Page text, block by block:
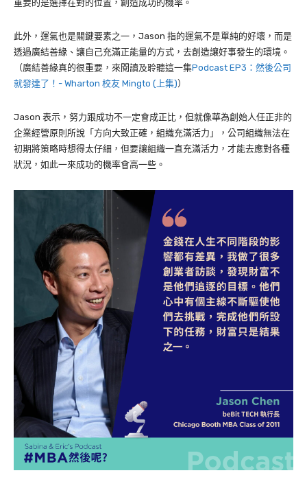
重要的是選擇在對的位置，創造成功的機率。
此外，運氣也是關鍵要素之一，Jason 指的運氣不是單純的好壞，而是
透過廣結善緣、讓自己充滿正能量的方式，去創造讓好事發生的環境。
（廣結善緣真的很重要，來閱讀及聆聽這一集Podcast EP3：然後公司
就發達了！- Wharton 校友 Mingto (上集)）
Jason 表示，努力跟成功不一定會成正比，但就像華為創始人任正非的
企業經營原則所說「方向大致正確，組織充滿活力」，公司組織無法在
初期將策略時想得太仔細，但要讓組織一直充滿活力，才能去應對各種
狀況，如此一來成功的機率會高一些。